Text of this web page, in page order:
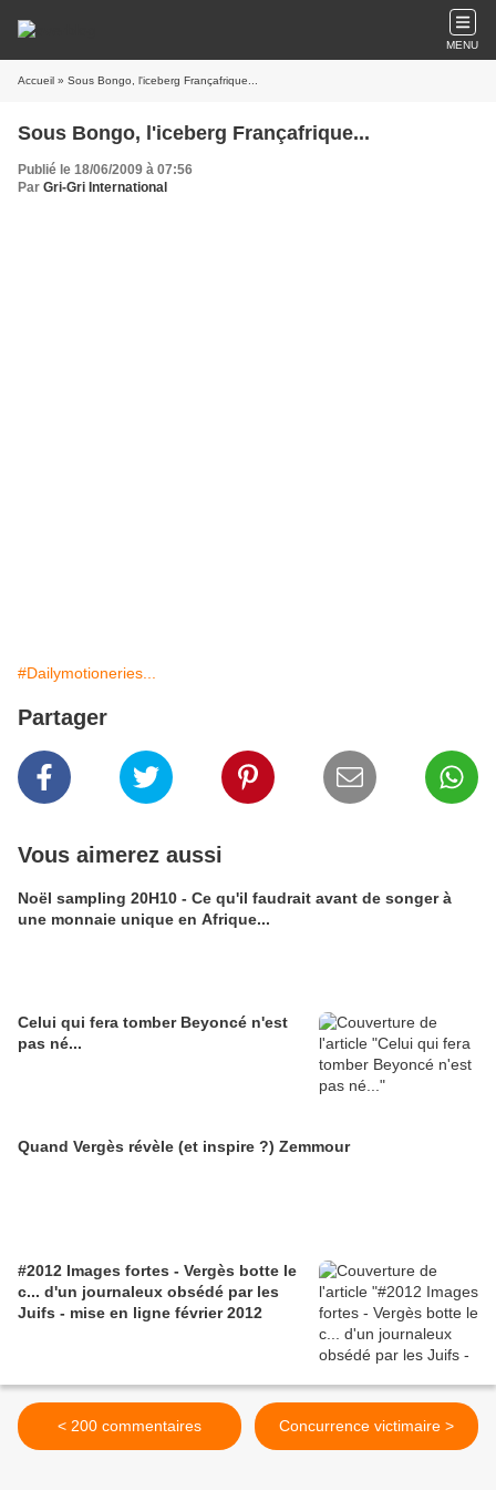
MENU
Accueil » Sous Bongo, l'iceberg Françafrique...
Sous Bongo, l'iceberg Françafrique...
Publié le 18/06/2009 à 07:56
Par Gri-Gri International
#Dailymotioneries...
Partager
Vous aimerez aussi
Noël sampling 20H10 - Ce qu'il faudrait avant de songer à
une monnaie unique en Afrique...
Celui qui fera tomber Beyoncé n'est
pas né...
Quand Vergès révèle (et inspire ?) Zemmour
#2012 Images fortes - Vergès botte le
c... d'un journaleux obsédé par les
Juifs - mise en ligne février 2012
< 200 commentaires Concurrence victimaire >